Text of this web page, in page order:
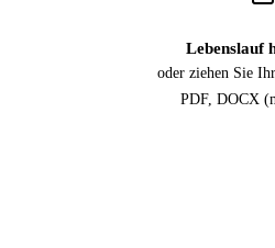
Lebenslauf
oder ziehen Sie
PDF, DOCX